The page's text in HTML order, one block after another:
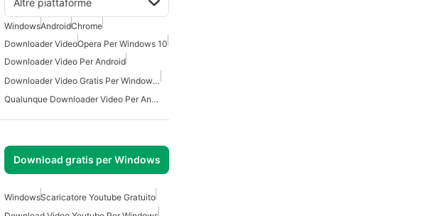
Altre piattaforme
WindowsAndroidChrome
Downloader VideoOpera Per Windows 10
Downloader Video Per Android
Downloader Video Gratis Per Windows 7
Qualunque Downloader Video Per Android
Download gratis per Windows
WindowsScaricatore Youtube Gratuito